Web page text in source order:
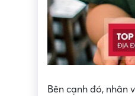
Bên cạnh đó, nhân